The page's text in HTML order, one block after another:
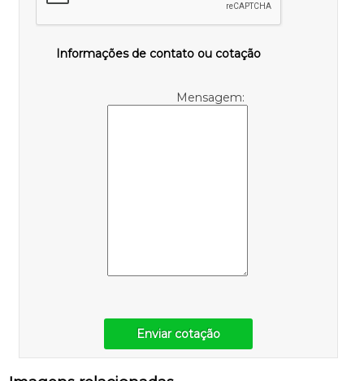
Informações de contato ou cotação
Mensagem:
Enviar cotação